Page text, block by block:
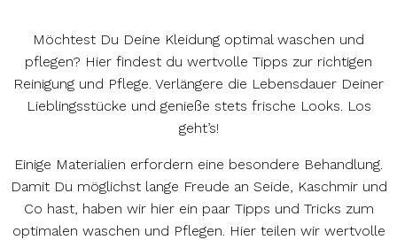
Möchtest Du Deine Kleidung optimal waschen und
pflegen? Hier findest du wertvolle Tipps zur richtigen
Reinigung und Pflege. Verlängere die Lebensdauer Deiner
Lieblingsstücke und genieße stets frische Looks. Los
geht’s!
Einige Materialien erfordern eine besondere Behandlung.
Damit Du möglichst lange Freude an Seide, Kaschmir und
Co hast, haben wir hier ein paar Tipps und Tricks zum
optimalen waschen und Pflegen. Hier teilen wir wertvolle